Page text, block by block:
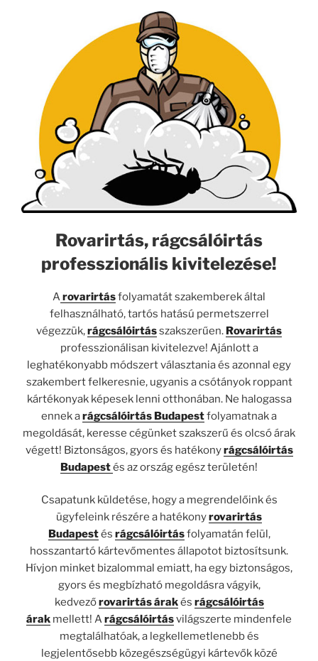
Rovarirtás, rágcsálóirtás
professzionális kivitelezése!
Arovarirtásfolyamatát szakemberek által
felhasználható, tartós hatású permetszerrel
végezzük,rágcsálóirtásszakszerűen. Rovarirtás
professzionálisan kivitelezve! Ajánlott a
leghatékonyabb módszert választania és azonnal egy
szakembert felkeresnie, ugyanis a csótányok roppant
kártékonyak képesek lenni otthonában. Ne halogassa
ennek arágcsálóirtás Budapestfolyamatnak a
megoldását, keresse cégünket szakszerű és olcsó árak
végett! Biztonságos, gyors és hatékonyrágcsálóirtás
Budapestés az ország egész területén!
Csapatunk küldetése, hogy a megrendelőink és
ügyfeleink részére a hatékonyrovarirtás
Budapestés rágcsálóirtásfolyamatán felül,
hosszantartó kártevőmentes állapotot biztosítsunk.
Hívjon minket bizalommal emiatt, ha egy biztonságos,
gyors és megbízható megoldásra vágyik,
kedvezőrovarirtás árakés rágcsálóirtás
árak mellett! Arágcsálóirtásvilágszerte mindenfele
megtalálhatóak, a legkellemetlenebb és
legjelentősebb közegészségügyi kártevők közé